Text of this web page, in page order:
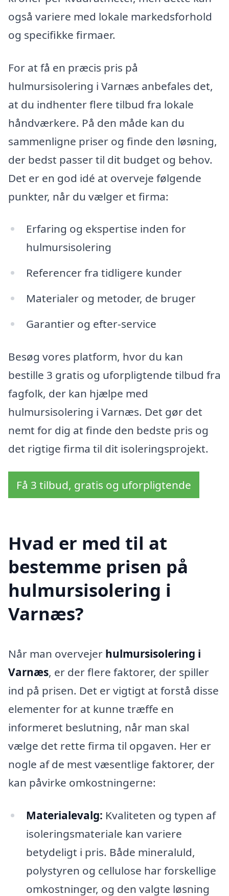
også variere med lokale markedsforhold
og specifikke firmaer.
For at få en præcis pris på
hulmursisolering i Varnæs anbefales det,
at du indhenter flere tilbud fra lokale
håndværkere. På den måde kan du
sammenligne priser og finde den løsning,
der bedst passer til dit budget og behov.
Det er en god idé at overveje følgende
punkter, når du vælger et firma:
Erfaring og ekspertise inden for
hulmursisolering
Referencer fra tidligere kunder
Materialer og metoder, de bruger
Garantier og efter-service
Besøg vores platform, hvor du kan
bestille 3 gratis og uforpligtende tilbud fra
fagfolk, der kan hjælpe med
hulmursisolering i Varnæs. Det gør det
nemt for dig at finde den bedste pris og
det rigtige firma til dit isoleringsprojekt.
Få 3 tilbud, gratis og uforpligtende
Hvad er med til at
bestemme prisen på
hulmursisolering i
Varnæs?
Når man overvejer hulmursisolering i
Varnæs, er der flere faktorer, der spiller
ind på prisen. Det er vigtigt at forstå disse
elementer for at kunne træffe en
informeret beslutning, når man skal
vælge det rette firma til opgaven. Her er
nogle af de mest væsentlige faktorer, der
kan påvirke omkostningerne:
Materialevalg: Kvaliteten og typen af
isoleringsmateriale kan variere
betydeligt i pris. Både mineraluld,
polystyren og cellulose har forskellige
omkostninger, og den valgte løsning